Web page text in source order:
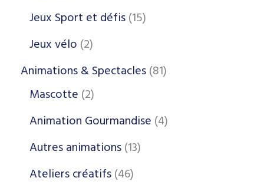
Jeux Sport et défis 15
Jeux vélo 2
Animations & Spectacles 81
Mascotte 2
Animation Gourmandise 4
Autres animations 13
Ateliers créatifs 46